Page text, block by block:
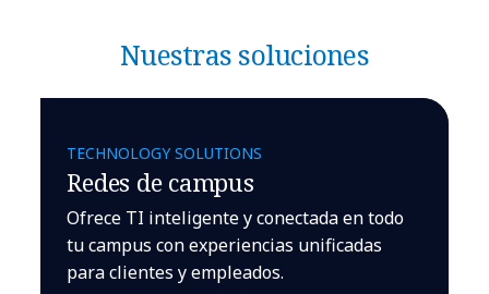
Nuestras soluciones
TECHNOLOGY SOLUTIONS
Redes de campus
Ofrece TI inteligente y conectada en todo
tu campus con experiencias unificadas
para clientes y empleados.